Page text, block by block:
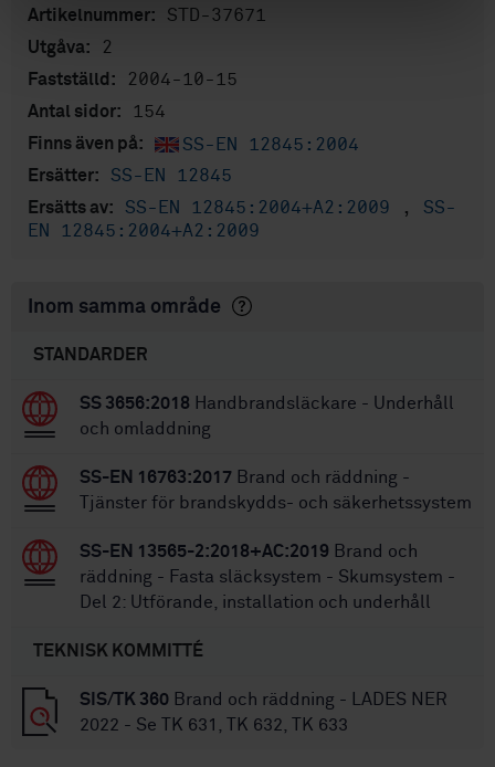
Artikelnummer: STD-37671
Utgåva: 2
Fastställd: 2004-10-15
Antal sidor: 154
Finns även på: SS-EN 12845:2004
Ersätter: SS-EN 12845
Ersätts av: SS-EN 12845:2004+A2:2009 , SS-
EN 12845:2004+A2:2009
Inom samma område
STANDARDER
SS 3656:2018 Handbrandsläckare - Underhåll
och omladdning
SS-EN 16763:2017 Brand och räddning -
Tjänster för brandskydds- och säkerhetssystem
SS-EN 13565-2:2018+AC:2019 Brand och
räddning - Fasta släcksystem - Skumsystem -
Del 2: Utförande, installation och underhåll
TEKNISK KOMMITTÉ
SIS/TK 360 Brand och räddning - LADES NER
2022 - Se TK 631, TK 632, TK 633